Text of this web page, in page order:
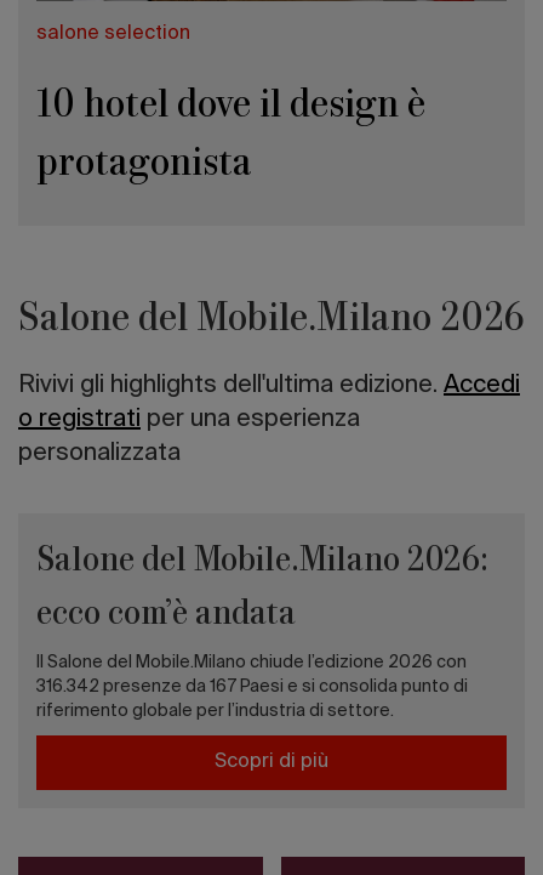
salone selection
10 hotel dove il design è
protagonista
Salone del Mobile.Milano 2026
Rivivi gli highlights dell'ultima edizione. Accedi
o registrati per una esperienza
personalizzata
Salone del Mobile.Milano 2026:
ecco com’è andata
Il Salone del Mobile.Milano chiude l’edizione 2026 con
316.342 presenze da 167 Paesi e si consolida punto di
riferimento globale per l’industria di settore.
Scopri di più